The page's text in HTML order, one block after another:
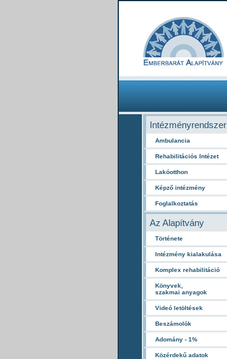
Intézményrendszer
Ambulancia
Rehabilitációs Intézet
Lakóotthon
Képző intézmény
Foglalkoztatás
Az Alapítvány
Története
Intézmény kialakulása
Komplex rehabilitáció
Könyvek,
szakmai anyagok
Videó letöltések
Beszámolók
Adomány - 1%
Közérdekű adatok